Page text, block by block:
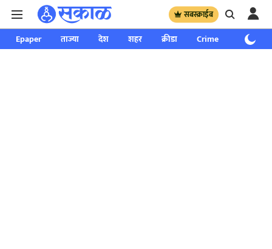
सबस्क्राईब
Epaper ताज्या देश शहर क्रीडा Crime साप्ताहिक